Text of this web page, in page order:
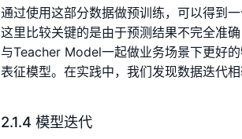
通过使用这部分数据做预训练，可以得到
这里比较关键的是由于预测结果不完全准
与Teacher Model一起做业务场景下更好
表征模型。在实践中，我们发现数据迭代
2.1.4 模型迭代